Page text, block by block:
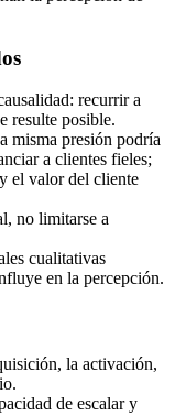
recurrir a
resulte posible.
misma presión podría
a clientes fieles;
el valor del cliente
no limitarse a
cualitativas
en la percepción.
la activación,
de escalar y